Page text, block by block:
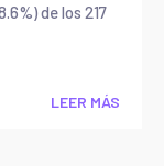
de los 217
LEER MÁS